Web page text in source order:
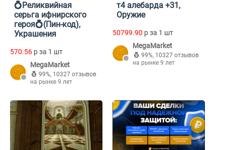
💍Реликвийная
серьга ифнирского
героя💍(Пин-код),
Украшения
570.56 p за 1 шт
MegaMarket
99%, 10327 отзывов
на рынке 9 лет
т4 алебарда +31,
Оружие
50799.90 p за 1 шт
MegaMarket
99%, 10327 отзывов
на рынке 9 лет